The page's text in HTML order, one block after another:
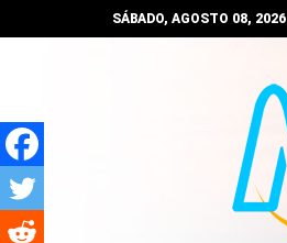
al
SÁBADO, AGOSTO 08, 2026